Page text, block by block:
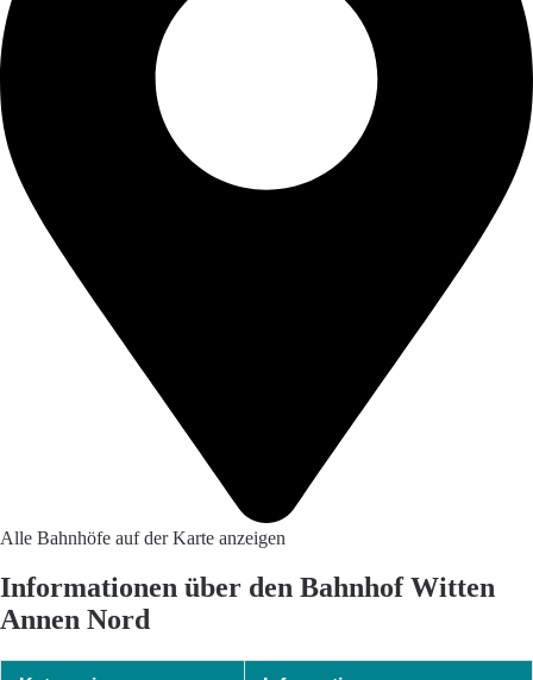
Alle Bahnhöfe auf der Karte anzeigen
Informationen über den Bahnhof Witten
Annen Nord